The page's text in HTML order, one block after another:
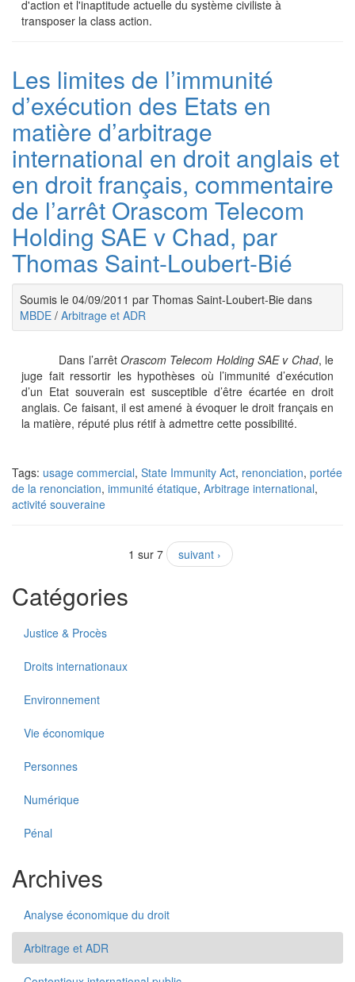
d'action et l'inaptitude actuelle du système civiliste à
transposer la class action.
Les limites de l’immunité
d’exécution des Etats en
matière d’arbitrage
international en droit anglais et
en droit français, commentaire
de l’arrêt Orascom Telecom
Holding SAE v Chad, par
Thomas Saint-Loubert-Bié
Soumis le 04/09/2011 par Thomas Saint-Loubert-Bie dans
MBDE / Arbitrage et ADR
Dans l’arrêtOrascom Telecom Holding SAE v Chad, le
juge fait ressortir les hypothèses où l’immunité d’exécution
d’un Etat souverain est susceptible d’être écartée en droit
anglais. Ce faisant, il est amené à évoquer le droit français en
la matière, réputé plus rétif à admettre cette possibilité.
Tags: usage commercial, State Immunity Act, renonciation, portée
de la renonciation, immunité étatique, Arbitrage international,
activité souveraine
1 sur 7 suivant ›
Catégories
Justice & Procès
Droits internationaux
Environnement
Vie économique
Personnes
Numérique
Pénal
Archives
Analyse économique du droit
Arbitrage et ADR